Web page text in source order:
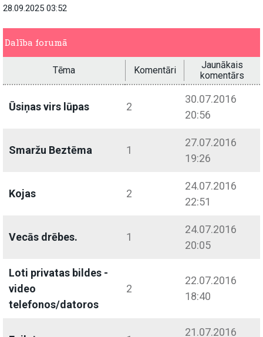
28.09.2025 03:52
Dalība forumā
Tēma Komentāri
Jaunākais
komentārs
Ūsiņas virs lūpas 2
30.07.2016
20:56
Smaržu Beztēma 1
27.07.2016
19:26
Kojas 2
24.07.2016
22:51
Vecās drēbes. 1
24.07.2016
20:05
Loti privatas bildes -
video
telefonos/datoros
2
22.07.2016
18:40
21.07.2016